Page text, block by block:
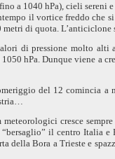
a 1040 hPa), cieli
il vortice freddo che
metridi quota. L’anticiclone
di pressione molto alti
hPa. Dunque viene a
del 12 comincia
cresce
il centro
della Bora a Trieste e